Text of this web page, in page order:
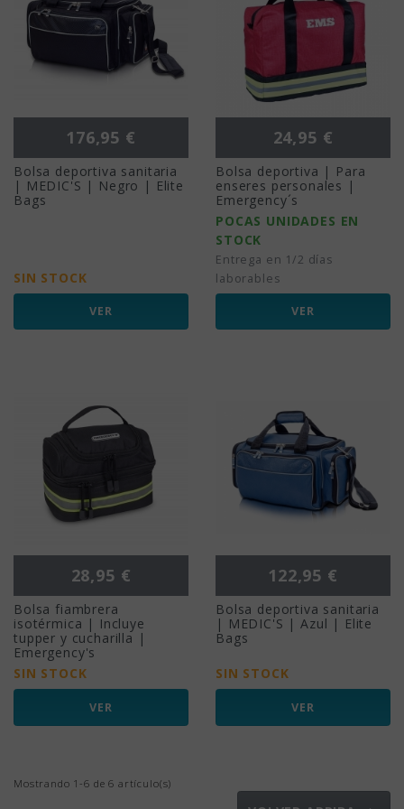
Precio
176,95 €
Bolsa deportiva sanitaria
| MEDIC'S | Negro | Elite
Bags
SIN STOCK
VER
Precio
24,95 €
Bolsa deportiva | Para
enseres personales |
Emergency´s
POCAS UNIDADES EN
STOCK
Entrega en 1/2 días
laborables
VER
Precio
28,95 €
Bolsa fiambrera
isotérmica | Incluye
tupper y cucharilla |
Emergency's
SIN STOCK
VER
Precio
122,95 €
Bolsa deportiva sanitaria
| MEDIC'S | Azul | Elite
Bags
SIN STOCK
VER
Mostrando 1-6 de 6 artículo(s)